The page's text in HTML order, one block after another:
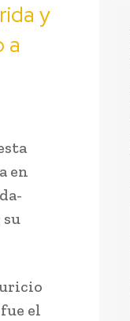
y
a
en
el